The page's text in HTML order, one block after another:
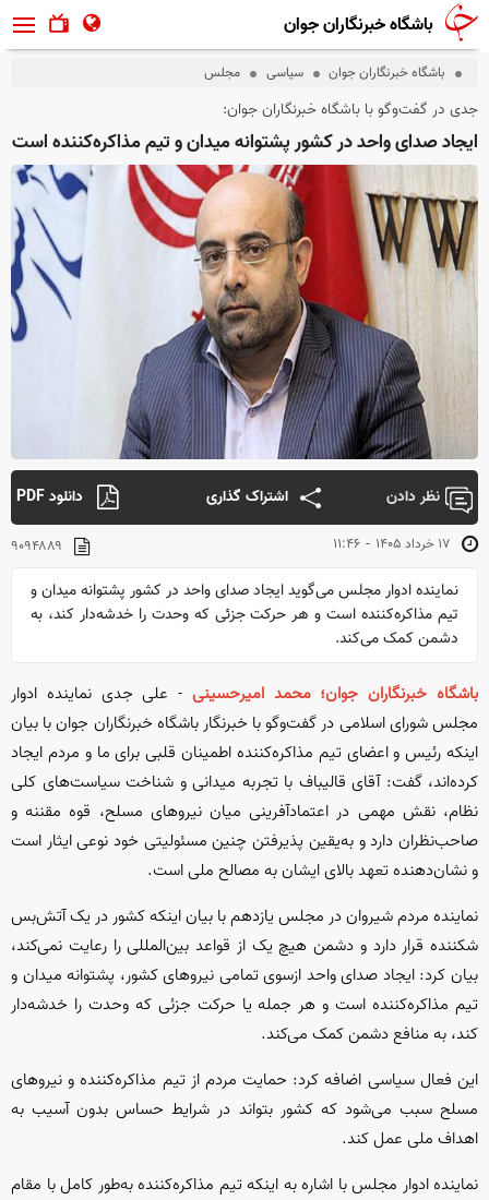
باشگاه خبرنگاران جوان
باشگاه خبرنگاران جوان سیاسی مجلس
جدی در گفت‌وگو با باشگاه خبرنگاران جوان:
ایجاد صدای واحد در کشور پشتوانه میدان و تیم مذاکره‌کننده است
نظر دادن اشتراک گذاری دانلود PDF
۱۱:۴۶ - ۱۷ خرداد ۱۴۰۵ ۹۰۹۴۸۸۹
نماینده ادوار مجلس می‌گوید ایجاد صدای واحد در کشور پشتوانه میدان و
تیم مذاکره‌کننده است و هر حرکت جزئی که وحدت را خدشه‌دار کند، به
دشمن کمک می‌کند.
باشگاه خبرنگاران جوان؛ محمد امیرحسینی - علی جدی نماینده ادوار
مجلس شورای اسلامی در گفت‌وگو با خبرنگار باشگاه خبرنگاران جوان با بیان
اینکه رئیس و اعضای تیم مذاکره‌کننده اطمینان قلبی برای ما و مردم ایجاد
کرده‌اند، گفت: آقای قالیباف با تجربه میدانی و شناخت سیاست‌های کلی
نظام، نقش مهمی در اعتمادآفرینی میان نیروهای مسلح، قوه مقننه و
صاحب‌نظران دارد و به‌یقین پذیرفتن چنین مسئولیتی خود نوعی ایثار است
و نشان‌دهنده تعهد بالای ایشان به مصالح ملی است.
نماینده مردم شیروان در مجلس یازدهم با بیان اینکه کشور در یک آتش‌بس
شکننده قرار دارد و دشمن هیچ یک از قواعد بین‌المللی را رعایت نمی‌کند،
بیان کرد: ایجاد صدای واحد ازسوی تمامی نیروهای کشور، پشتوانه میدان و
تیم مذاکره‌کننده است و هر جمله یا حرکت جزئی که وحدت را خدشه‌دار
کند، به منافع دشمن کمک می‌کند.
این فعال سیاسی اضافه کرد: حمایت مردم از تیم مذاکره‌کننده و نیروهای
مسلح سبب می‌شود که کشور بتواند در شرایط حساس بدون آسیب به
اهداف ملی عمل کند.
نماینده ادوار مجلس با اشاره به اینکه تیم مذاکره‌کننده به‌طور کامل با مقام